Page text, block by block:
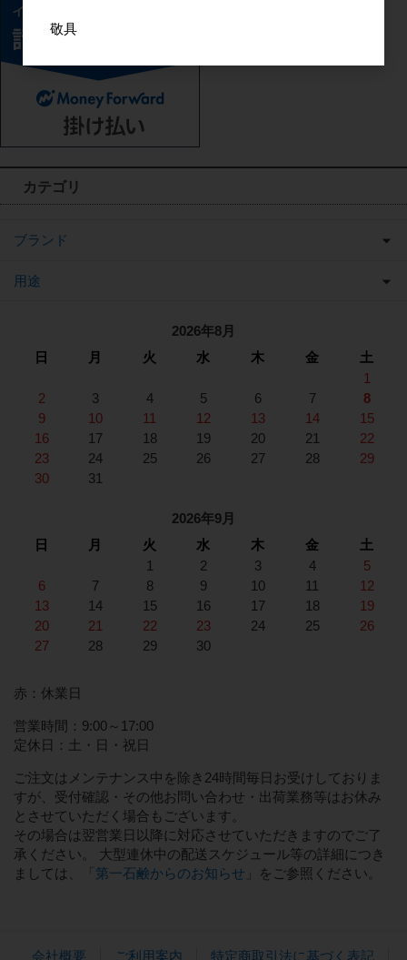
カテゴリ
ブランド
用途
2026年8月
日
月 火 水 木 金
土
1
2
3 4 5 6 7
8
9
10 11 12 13 14
15
16
17 18 19 20 21
22
23
24 25 26 27 28
29
30
31
2026年9月
日
月 火 水 木 金
土
1
2 3 4
5
6
7 8 9 10 11
12
13
14 15 16 17 18
19
20
21 22 23 24 25
26
27
28 29 30
赤：休業日
営業時間：9:00～17:00
定休日：土・日・祝日
ご注文はメンテナンス中を除き24時間毎日お受けしておりま
すが、受付確認・その他お問い合わせ・出荷業務等はお休み
とさせていただく場合もございます。
その場合は翌営業日以降に対応させていただきますのでご了
承ください。 大型連休中の配送スケジュール等の詳細につき
ましては、「 第一石鹸からのお知らせ 」をご参照ください。
会社概要 ご利用案内 特定商取引法に基づく表記
敬具